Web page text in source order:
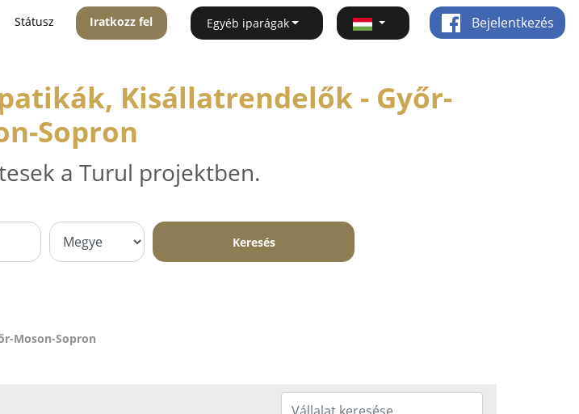
Státusz Iratkozz fel Egyéb iparágak Bejelentkezés
Kisállatrendelők - Győr-
Sopron
a Turul projektben.
Keresés
Moson-Sopron